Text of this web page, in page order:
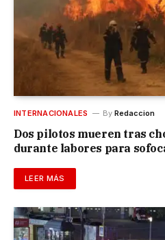
INTERNACIONALES By Redaccion
Dos pilotos mueren tras
durante labores para
LEER MÁS